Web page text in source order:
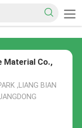
Material Co.,
,LIANG BIAN